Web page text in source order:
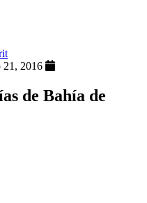
21, 2016
de Bahía de